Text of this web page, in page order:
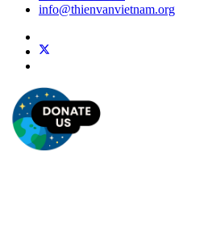
info@thienvanvietnam.org